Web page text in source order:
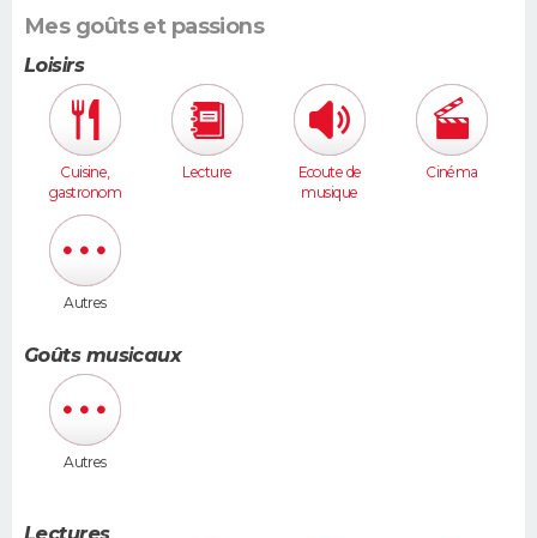
Mes goûts et passions
Loisirs
Cuisine,
gastronom
ie
Lecture
Ecoute de
musique
Cinéma
Autres
Goûts musicaux
Autres